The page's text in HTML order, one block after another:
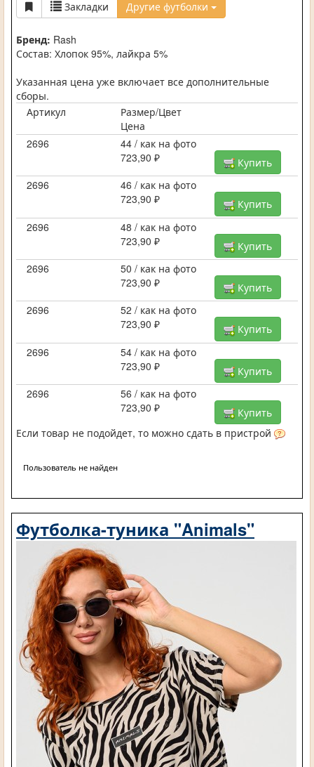
Закладки Другие футболки
Бренд: Rash
Состав: Хлопок 95%, лайкра 5%
Указанная цена уже включает все дополнительные
сборы.
Артикул
Размер/Цвет
Цена
2696
44 / как на фото
723,90 ₽
Купить
2696
46 / как на фото
723,90 ₽
Купить
2696
48 / как на фото
723,90 ₽
Купить
2696
50 / как на фото
723,90 ₽
Купить
2696
52 / как на фото
723,90 ₽
Купить
2696
54 / как на фото
723,90 ₽
Купить
2696
56 / как на фото
723,90 ₽
Купить
Если товар не подойдет, то можно сдать в пристрой
Пользователь не найден
Футболка-туника "Animals"